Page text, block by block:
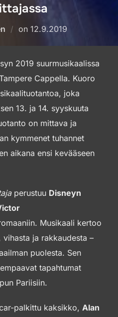
on Posted
12.9.2019
2019 suurmusikaalissa
Cappella. Kuoro
joka
13. ja 14. syyskuuta
on mittava ja
kymmenet tuhannet
aikana ensi kevääseen
perustuu Disneyn
Musikaali kertoo
ja rakkaudesta –
puolesta. Sen
tapahtumat
Pariisiin.
palkittu kaksikko, Alan